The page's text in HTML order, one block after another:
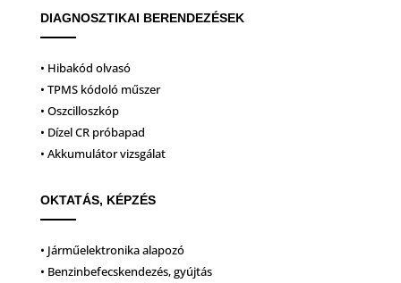
DIAGNOSZTIKAI BERENDEZÉSEK
• Hibakód olvasó
• TPMS kódoló műszer
• Oszcilloszkóp
• Dízel CR próbapad
• Akkumulátor vizsgálat
OKTATÁS, KÉPZÉS
• Járműelektronika alapozó
• Benzinbefecskendezés, gyújtás